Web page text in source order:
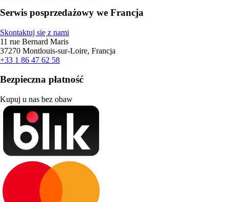
Serwis posprzedażowy we Francja
Skontaktuj się z nami
11 rue Bernard Maris
37270 Montlouis-sur-Loire, Francja
+33 1 86 47 62 58
Bezpieczna płatność
Kupuj u nas bez obaw